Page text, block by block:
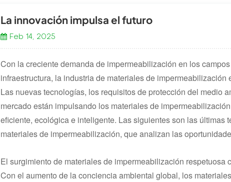
La innovación impulsa el futuro
Feb 14, 2025
Con la creciente demanda de impermeabilización en los
infraestructura, la industria de materiales de
Las nuevas tecnologías, los requisitos de protección del medio
mercado están impulsando los materiales de
eficiente, ecológica e inteligente. Las siguientes son las últimas
materiales de impermeabilización, que analizan las
El surgimiento de materiales de impermeabilización respetuosa
Con el aumento de la conciencia ambiental global, los